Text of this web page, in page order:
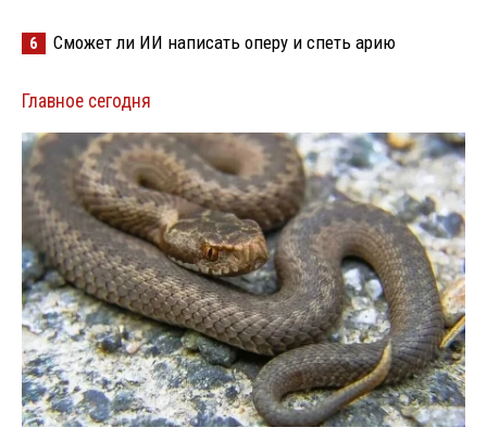
6 Сможет ли ИИ написать оперу и спеть арию
Главное сегодня